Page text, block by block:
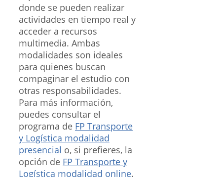
donde se pueden realizar
actividades en tiempo real y
acceder a recursos
multimedia. Ambas
modalidades son ideales
para quienes buscan
compaginar el estudio con
otras responsabilidades.
Para más información,
puedes consultar el
programa de FP Transporte
y Logística modalidad
presencial o, si prefieres, la
opción de FP Transporte y
Logística modalidad online.